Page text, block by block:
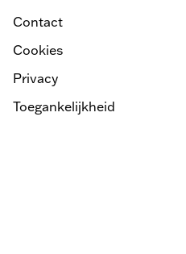
Contact
Cookies
Privacy
Toegankelijkheid